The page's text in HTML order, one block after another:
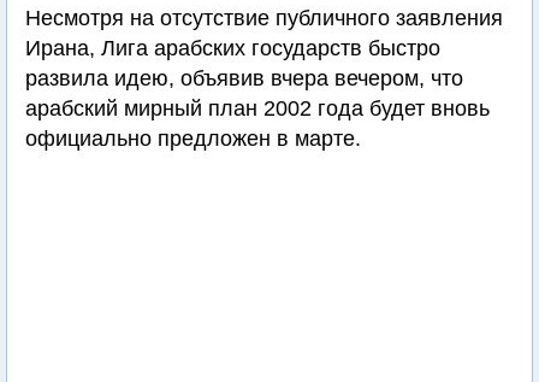
Несмотря на отсутствие публичного заявления
Ирана, Лига арабских государств быстро
развила идею, объявив вчера вечером, что
арабский мирный план 2002 года будет вновь
официально предложен в марте.